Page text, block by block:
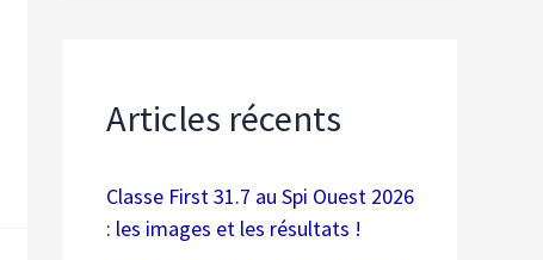
Articles récents
Classe First 31.7 au Spi Ouest 2026
: les images et les résultats !